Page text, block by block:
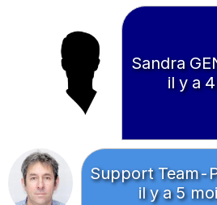
Sandra
il y a
Support Team-
il y a 5